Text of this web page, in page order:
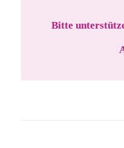
Bitte